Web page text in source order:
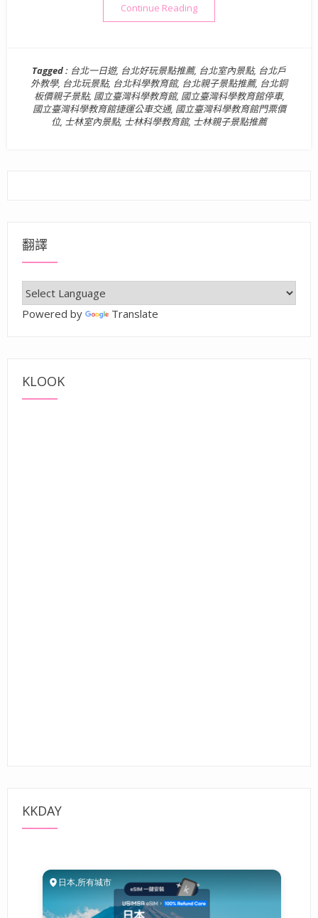
Continue Reading“台北室內親子景點》國立臺
Tagged : 台北一日遊, 台北好玩景點推薦, 台北室內景點, 台北戶
外教學, 台北玩景點, 台北科學教育館, 台北親子景點推薦, 台北銅
板價親子景點, 國立臺灣科學教育館, 國立臺灣科學教育館停車,
國立臺灣科學教育館捷運公車交通, 國立臺灣科學教育館門票價
位, 士林室內景點, 士林科學教育館, 士林親子景點推薦
翻譯
Powered by Translate
KLOOK
KKDAY